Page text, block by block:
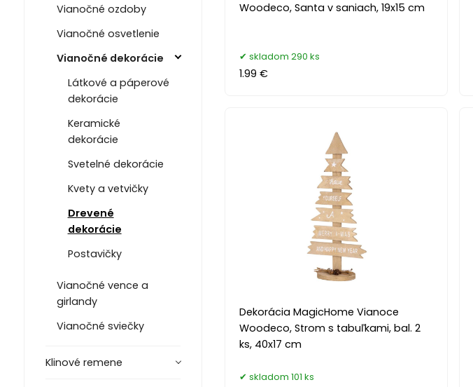
Vianočné ozdoby
Vianočné osvetlenie
Vianočné dekorácie
Látkové a páperové
dekorácie
Keramické
dekorácie
Svetelné dekorácie
Kvety a vetvičky
Drevené
dekorácie
Postavičky
Vianočné vence a
girlandy
Vianočné sviečky
Klinové remene
Woodeco, Santa v saniach, 19x15 cm
skladom 290 ks
1.99 €
Dekorácia MagicHome Vianoce
Woodeco, Strom s tabuľkami, bal. 2
ks, 40x17 cm
skladom 101 ks